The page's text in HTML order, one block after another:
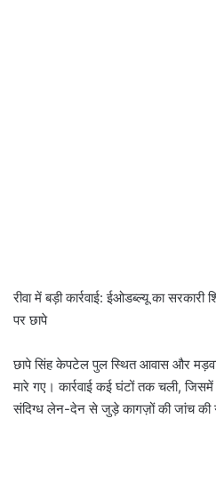
रीवा में बड़ी कार्रवाई: ईओडब्ल्यू का
पर छापे
छापे सिंह केपटेल पुल स्थित आवास और
मारे गए। कार्रवाई कई घंटों तक चली, जिसमें
संदिग्ध लेन-देन से जुड़े कागज़ों की जांच की